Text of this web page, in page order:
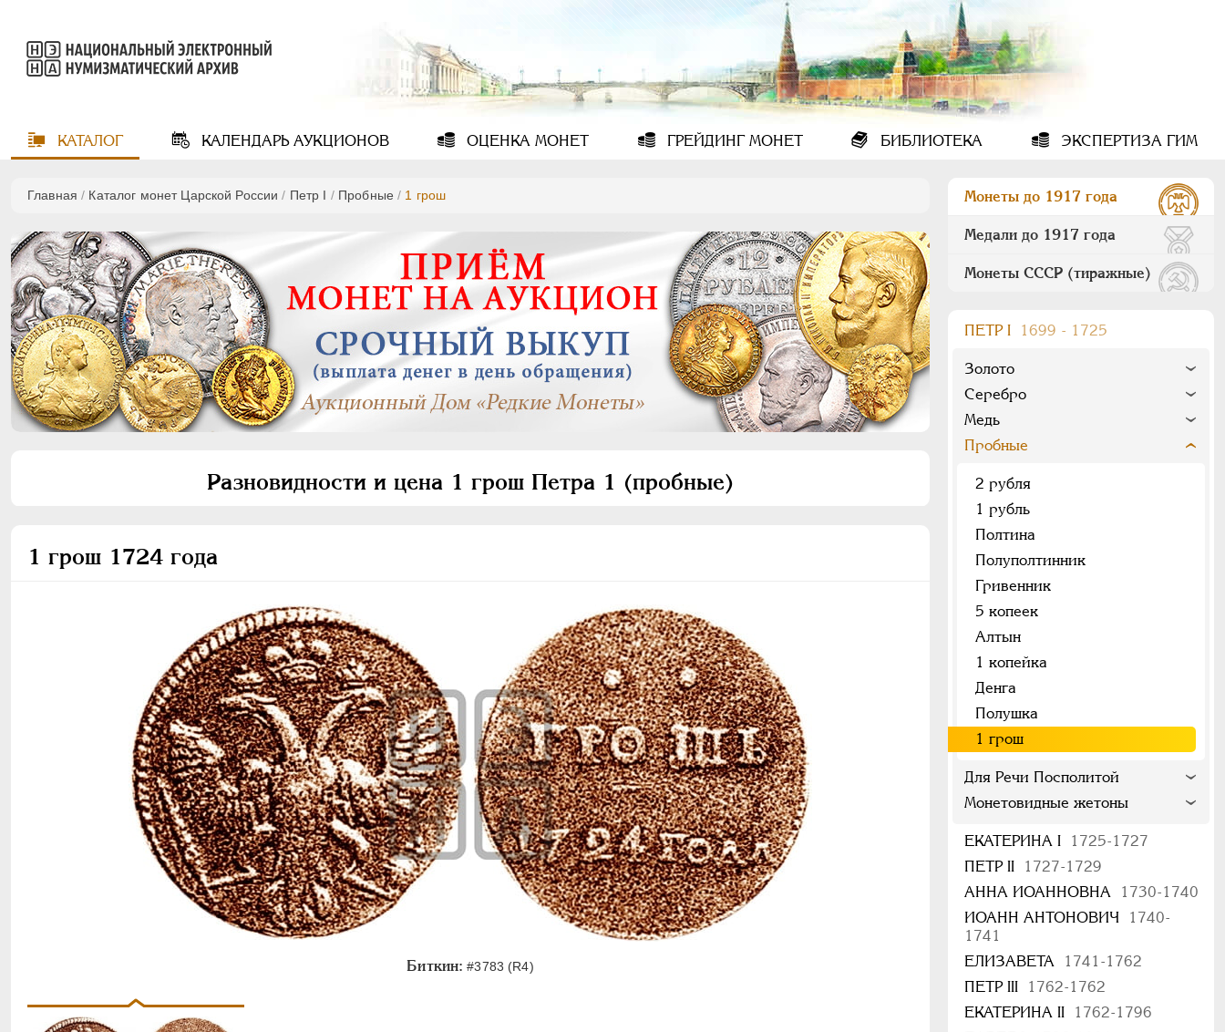
КАТАЛОГ КАЛЕНДАРЬАУКЦИОНОВ ОЦЕНКА МОНЕТ ГРЕЙДИНГМОНЕТ БИБЛИОТЕКА ЭКСПЕРТИЗА ГИМ
Главная / Каталог монет Царской России / Пeтр I / Пробные / 1 грош
Разновидности и цена 1 грош Петра 1 (пробные)
1 грош 1724 года
Биткин: #3783 (R4)
Монеты до 1917 года
Медали до 1917 года
Монеты СССР (тиражные)
ПEТР I 1699 - 1725
Золото
Серебро
Медь
Пробные
2 рубля
1 рубль
Полтина
Полуполтинник
Гривенник
5 копеек
Алтын
1 копейка
Денга
Полушка
1 грош
Для Речи Посполитой
Монетовидные жетоны
ЕКАТЕРИНА I
1725-1727
ПЕТР II
1727-1729
АННА ИОАННОВНА
1730-1740
ИОАНН АНТОНОВИЧ
1740-
1741
ЕЛИЗАВЕТА
1741-1762
ПЕТР III
1762-1762
ЕКАТЕРИНА II
1762-1796